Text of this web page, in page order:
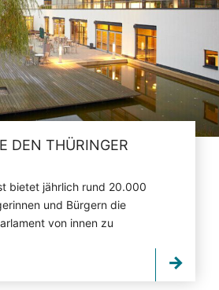
DEN THÜRINGER
bietet jährlich rund 20.000
und Bürgern die
von innen zu